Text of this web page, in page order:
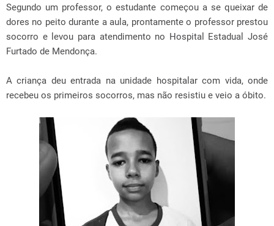
Segundo um professor, o estudante começou a se queixar de
dores no peito durante a aula, prontamente o professor prestou
socorro e levou para atendimento no Hospital Estadual José
Furtado de Mendonça.
A criança deu entrada na unidade hospitalar com vida, onde
recebeu os primeiros socorros, mas não resistiu e veio a óbito.